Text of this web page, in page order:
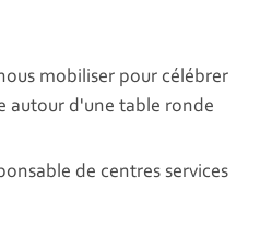
mobiliser pour célébrer
autour d'une table ronde
de centres services